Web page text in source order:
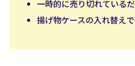
一時的に売り切れている
揚げ物ケースの入れ替え